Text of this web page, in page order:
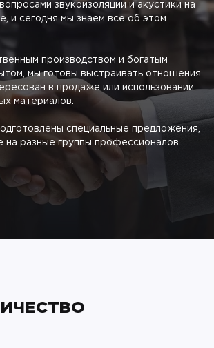
звукоизоляции и акустики на
и сегодня мы знаем всё об этом
производством и богатым
мы готовы выстраивать отношения
в продаже или использовании
материалов.
специальные предложения,
на разные группы профессионалов.